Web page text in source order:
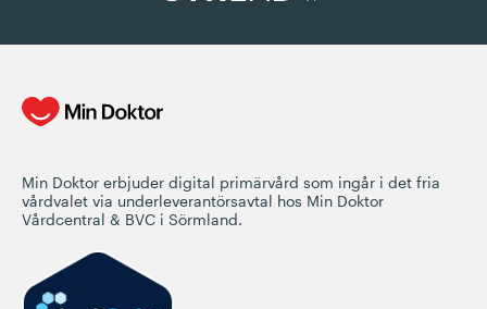
Min Doktor erbjuder digital primärvård som ingår i det fria
vårdvalet via underleverantörsavtal hos Min Doktor
Vårdcentral & BVC i Sörmland.